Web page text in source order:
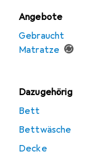
Angebote
Gebraucht
Matratze
Dazugehörig
Bett
Bettwäsche
Decke